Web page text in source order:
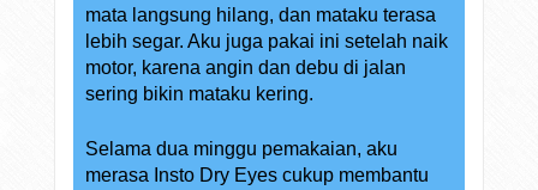
mata langsung hilang, dan mataku terasa
lebih segar. Aku juga pakai ini setelah naik
motor, karena angin dan debu di jalan
sering bikin mataku kering.
Selama dua minggu pemakaian, aku
merasa Insto Dry Eyes cukup membantu